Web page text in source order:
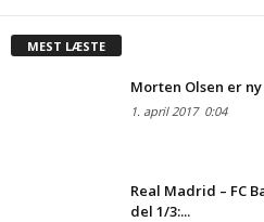
MEST LÆSTE
Morten Olsen er
1. april 20170:04
Real Madrid – FC
del 1/3:...